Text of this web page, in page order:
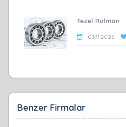
Tezel Rulman
03.11.2025
Benzer Firmalar